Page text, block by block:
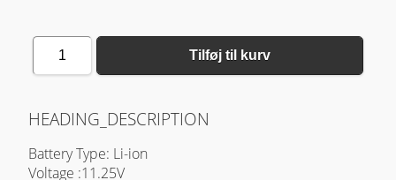
1 Tilføj til kurv
HEADING_DESCRIPTION
Battery Type: Li-ion
Voltage :11.25V